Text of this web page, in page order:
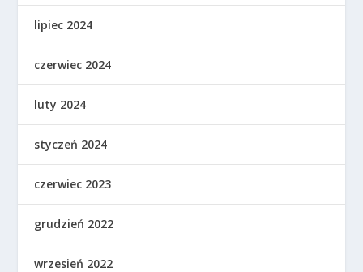
lipiec 2024
czerwiec 2024
luty 2024
styczeń 2024
czerwiec 2023
grudzień 2022
wrzesień 2022